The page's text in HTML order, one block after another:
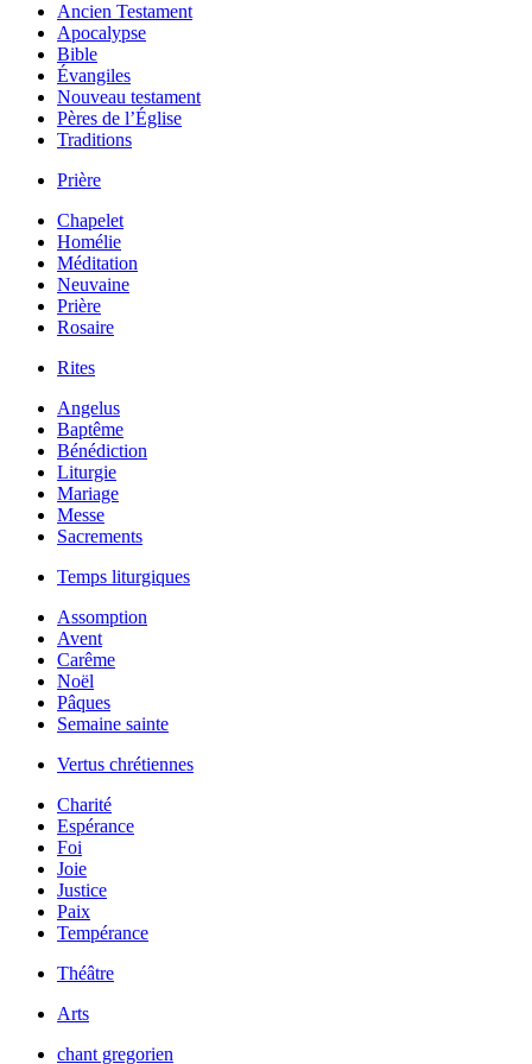
Ancien Testament
Apocalypse
Bible
Évangiles
Nouveau testament
Pères de l’Église
Traditions
Prière
Chapelet
Homélie
Méditation
Neuvaine
Prière
Rosaire
Rites
Angelus
Baptême
Bénédiction
Liturgie
Mariage
Messe
Sacrements
Temps liturgiques
Assomption
Avent
Carême
Noël
Pâques
Semaine sainte
Vertus chrétiennes
Charité
Espérance
Foi
Joie
Justice
Paix
Tempérance
Théâtre
Arts
chant gregorien